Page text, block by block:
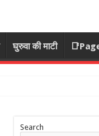
घुरुवा की माटी
Search